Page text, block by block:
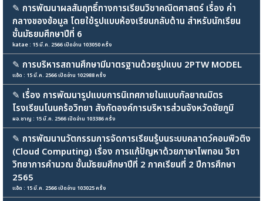
✎ การพัฒนาผลสัมฤทธิ์ทางการเรียนวิชาคณิตศาสตร์ เรื่อง ค่า
กลางของข้อมูล โดยใช้รูปแบบห้องเรียนกลับด้าน สำหรับนักเรียน
ชั้นมัธยมศึกษาปีที่ 6
katae : 15 มี.ค. 2566 เปิดอ่าน 103050 ครั้ง
✎ การบริหารสถานศึกษามีมาตรฐานด้วยรูปแบบ 2PTW MODEL
แอ้ด : 15 มี.ค. 2566 เปิดอ่าน 102988 ครั้ง
✎ เรื่อง การพัฒนารูปแบบการนิเทศภายในแบบกัลยาณมิตร
โรงเรียนโนนคร้อวิทยา สังกัดองค์การบริหารส่วนจังหวัดชัยภูมิ
ผอ.ชาญ : 15 มี.ค. 2566 เปิดอ่าน 103386 ครั้ง
✎ การพัฒนานวัตกรรมการจัดการเรียนรู้บนระบบคลาดว์คอมพิวติง
(Cloud Computing) เรื่อง การแก้ปัญหาด้วยภาษาไพทอน วิชา
วิทยาการคำนวณ ชั้นมัธยมศึกษาปีที่ 2 ภาคเรียนที่ 2 ปีการศึกษา
2565
แอ้ด : 15 มี.ค. 2566 เปิดอ่าน 103025 ครั้ง